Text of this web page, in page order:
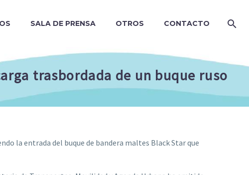
SALA DE PRENSA OTROS CONTACTO
trasbordada de un buque ruso
la entrada del buque de bandera maltes Black Star que